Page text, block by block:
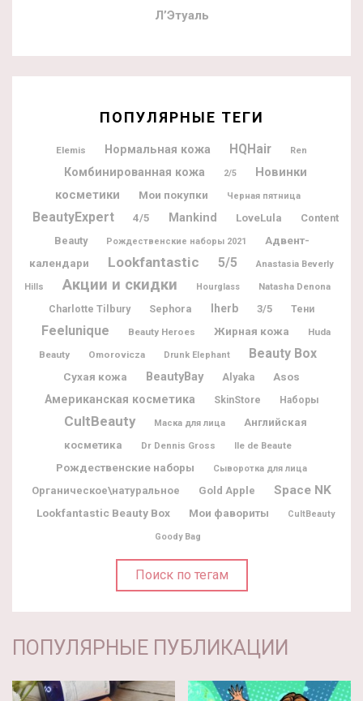
Л’Этуаль
ПОПУЛЯРНЫЕ ТЕГИ
Elemis Нормальная кожа HQHair Ren
Комбинированная кожа 2/5
Новинки
косметики
Мои покупки Черная пятница
BeautyExpert 4/5 Mankind LoveLula
Content
Beauty
Рождественские наборы 2021
Адвент-
календари
Lookfantastic 5/5 Anastasia Beverly
Hills Акции и скидки Hourglass Natasha Denona
Charlotte Tilbury Sephora Iherb 3/5 Тени
Feelunique Beauty Heroes Жирная кожа
Huda
Beauty
Omorovicza Drunk Elephant Beauty Box
Сухая кожа BeautyBay Alyaka Asos
Американская косметика SkinStore Наборы
CultBeauty Маска для лица
Английская
косметика
Dr Dennis Gross Ile de Beaute
Рождественские наборы Сыворотка для лица
Органическое\натуральное Gold Apple Space NK
Lookfantastic Beauty Box Мои фавориты CultBeauty
Goody Bag
Поиск по тегам
ПОПУЛЯРНЫЕ ПУБЛИКАЦИИ